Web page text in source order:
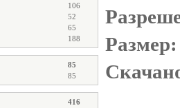
106
52
65
188
85
85
416